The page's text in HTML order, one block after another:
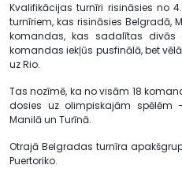
Kvalifikācijas turnīri risināsies no
turnīriem, kas risināsies Belgradā,
komandas, kas sadalītas divās
komandas iekļūs pusfinālā, bet
uz Rio.
Tas nozīmē, ka no visām 18
dosies uz olimpiskajām spēlēm
Manilā un Turīnā.
Otrajā Belgradas turnīra
Puertoriko.